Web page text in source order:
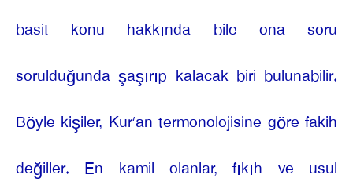
basit konu hakkında bile ona soru
sorulduğunda şaşırıp kalacak biri bulunabilir.
Böyle kişiler, Kur’an termonolojisine göre fakih
değiller. En kamil olanlar, fıkıh ve usul